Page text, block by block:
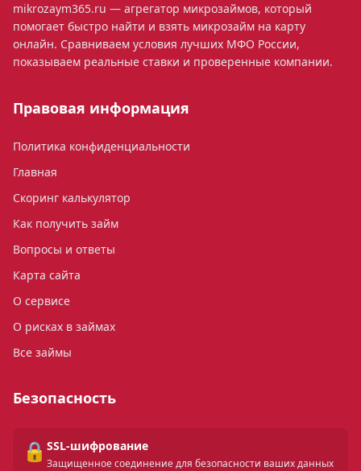
mikrozaym365.ru — агрегатор микрозаймов, который
помогает быстро найти и взять микрозайм на карту
онлайн. Сравниваем условия лучших МФО России,
показываем реальные ставки и проверенные компании.
Правовая информация
Политика конфиденциальности
Главная
Скоринг калькулятор
Как получить займ
Вопросы и ответы
Карта сайта
О сервисе
О рисках в займах
Все займы
Безопасность
🔒 SSL-шифрование
Защищенное соединение для безопасности ваших данных